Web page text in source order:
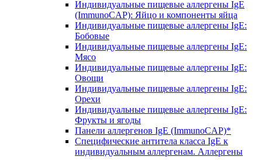
Индивидуальные пищевые аллергены IgE
(ImmunoCAP): Яйцо и компоненты яйца
Индивидуальные пищевые аллергены IgE:
Бобовые
Индивидуальные пищевые аллергены IgE:
Мясо
Индивидуальные пищевые аллергены IgE:
Овощи
Индивидуальные пищевые аллергены IgE:
Орехи
Индивидуальные пищевые аллергены IgE:
Фрукты и ягоды
Панели аллергенов IgE (ImmunoCAP)*
Специфические антитела класса IgE к
индивидуальным аллергенам. Аллергены